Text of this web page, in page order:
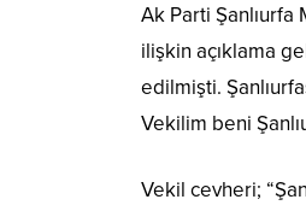
Ak Parti
ilişkin açıklama
edilmişti.
Vekilim beni
Vekil cevheri;